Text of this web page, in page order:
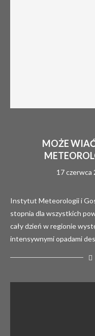
MOŻE
17 czerwca
Instytut Meteorologii i
stopnia dla wszystkich
cały dzień w regionie
intensywnymi opadami